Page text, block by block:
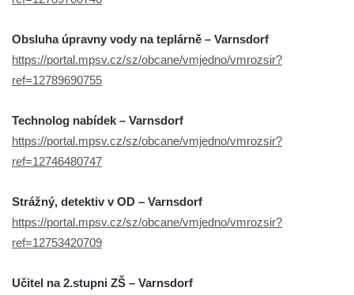
Obsluha úpravny vody na teplárně – Varnsdorf
https://portal.mpsv.cz/sz/obcane/vmjedno/vmrozsir?
ref=12789690755
Technolog nabídek – Varnsdorf
https://portal.mpsv.cz/sz/obcane/vmjedno/vmrozsir?
ref=12746480747
Strážný, detektiv v OD – Varnsdorf
https://portal.mpsv.cz/sz/obcane/vmjedno/vmrozsir?
ref=12753420709
Učitel na 2.stupni ZŠ – Varnsdorf